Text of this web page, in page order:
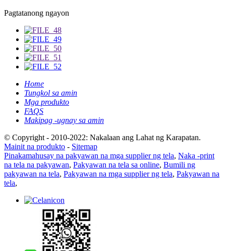
Pagtatanong ngayon
Home
Tungkol sa amin
Mga produkto
FAQS
Makipag -ugnay sa amin
© Copyright - 2010-2022: Nakalaan ang Lahat ng Karapatan.
Mainit na produkto - Sitemap
Pinakamahusay na pakyawan na mga supplier ng tela, Naka -print
na tela na pakyawan, Pakyawan na tela sa online, Bumili ng
pakyawan na tela, Pakyawan na mga supplier ng tela, Pakyawan na
tela,